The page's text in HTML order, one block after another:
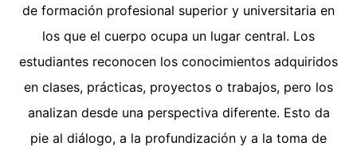
de formación profesional superior y universitaria en
los que el cuerpo ocupa un lugar central. Los
estudiantes reconocen los conocimientos adquiridos
en clases, prácticas, proyectos o trabajos, pero los
analizan desde una perspectiva diferente. Esto da
pie al diálogo, a la profundización y a la toma de